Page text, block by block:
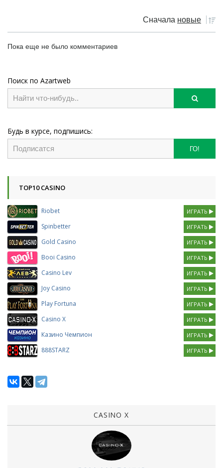
Сначала новые
Пока еще не было комментариев
Поиск по Azartweb
Будь в курсе, подпишись:
ГО!
TOP10 CASINO
Riobet ИГРАТЬ
Spinbetter ИГРАТЬ
Gold Casino ИГРАТЬ
Booi Casino ИГРАТЬ
Casino Lev ИГРАТЬ
Joy Casino ИГРАТЬ
Play Fortuna ИГРАТЬ
Casino X ИГРАТЬ
Казино Чемпион ИГРАТЬ
888STARZ ИГРАТЬ
CASINO X